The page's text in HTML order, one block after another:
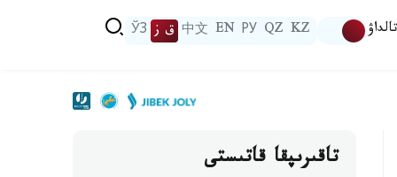
تالداۋ KZ
QZ
РУ
EN
中文 ق ز ЎЗ
تاقىرىپقا قاتىستى